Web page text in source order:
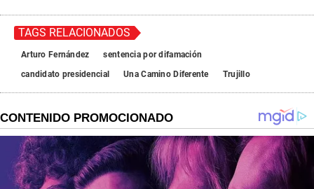
TAGS RELACIONADOS
Arturo Fernández
sentencia por difamación
candidato presidencial
Una Camino Diferente Trujillo